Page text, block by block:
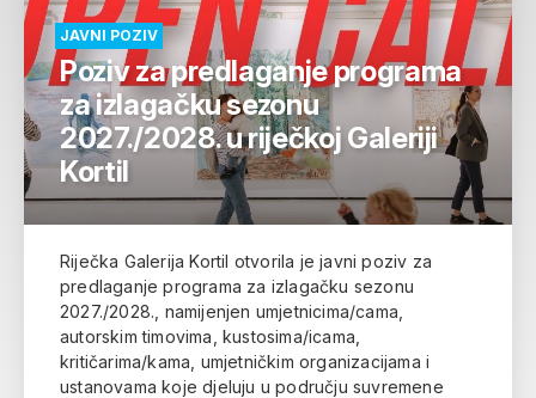
JAVNI POZIV
Poziv za predlaganje programa
za izlagačku sezonu
2027./2028. u riječkoj Galeriji
Kortil
Riječka Galerija Kortil otvorila je javni poziv za
predlaganje programa za izlagačku sezonu
2027./2028., namijenjen umjetnicima/cama,
autorskim timovima, kustosima/icama,
kritičarima/kama, umjetničkim organizacijama i
ustanovama koje djeluju u području suvremene